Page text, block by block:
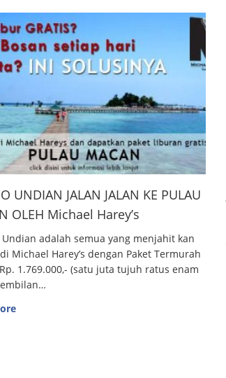
UNDIAN JALAN JALAN KE PULAU
OLEH Michael Harey’s
Undian adalah semua yang menjahit kan
Michael Harey’s dengan Paket Termurah
1.769.000,- (satu juta tujuh ratus enam